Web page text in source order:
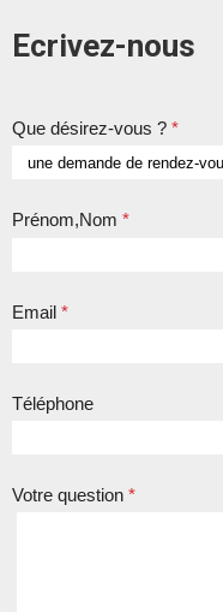
Ecrivez-nous
Que désirez-vous ? *
Prénom,Nom *
Email *
Téléphone
Votre question *